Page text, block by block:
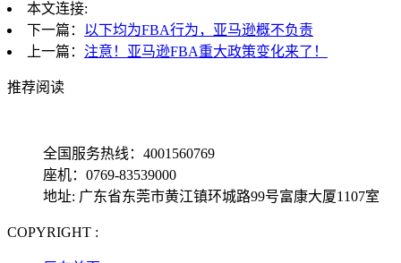
本文连接:
下一篇： 以下均为FBA行为，亚马逊概不负责
上一篇： 注意！亚马逊FBA重大政策变化来了！
推荐阅读
全国服务热线：4001560769
座机：0769-83539000
地址: 广东省东莞市黄江镇环城路99号富康大厦1107室
COPYRIGHT :